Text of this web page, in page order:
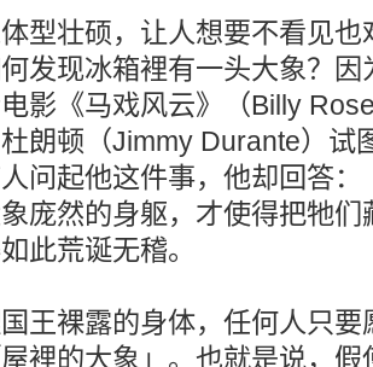
型壮硕，让人想要不看见
发现冰箱裡有一头大象？
影《马戏风云》（Billy
朗顿（Jimmy Durante）试
问起他这件事，他却回答
庞然的身躯，才使得把牠
此荒诞无稽。
王裸露的身体，任何人只
裡的大象」。也就是说，